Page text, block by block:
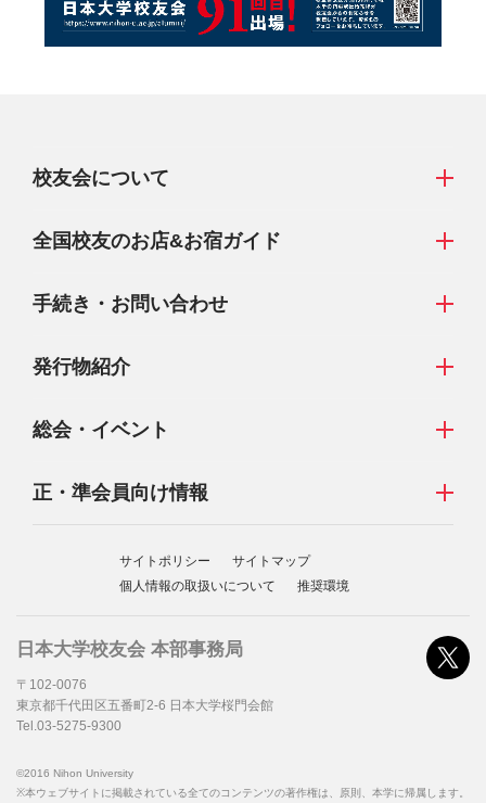
校友会について
発行物紹介
全国校友のお店&お宿ガイド
総会・イベント
手続き・お問い合わせ
正・準会員向け情報
サイトポリシー
サイトマップ
個人情報の取扱いについて
推奨環境
日本大学校友会 本部事務局
〒102-0076
東京都千代田区五番町2-6 日本大学桜門会館
Tel.03-5275-9300
©2016 Nihon University
※本ウェブサイトに掲載されている全てのコンテンツの著作権は、原則、本学に帰属します。